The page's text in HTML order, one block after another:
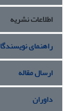
اطلاعات نشریه
راهنمای
ارسال مقاله
داوران